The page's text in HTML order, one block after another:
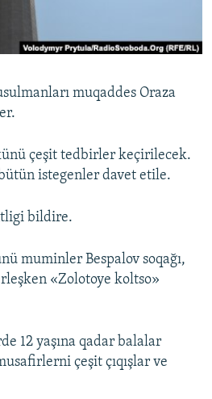
muqaddes Oraza
çeşit tedbirler keçirilecek.
istegenler davet etile.
bildire.
muminler Bespalov soqağı,
«Zolotoye koltso»
12 yaşına qadar balalar
çeşit çıqışlar ve